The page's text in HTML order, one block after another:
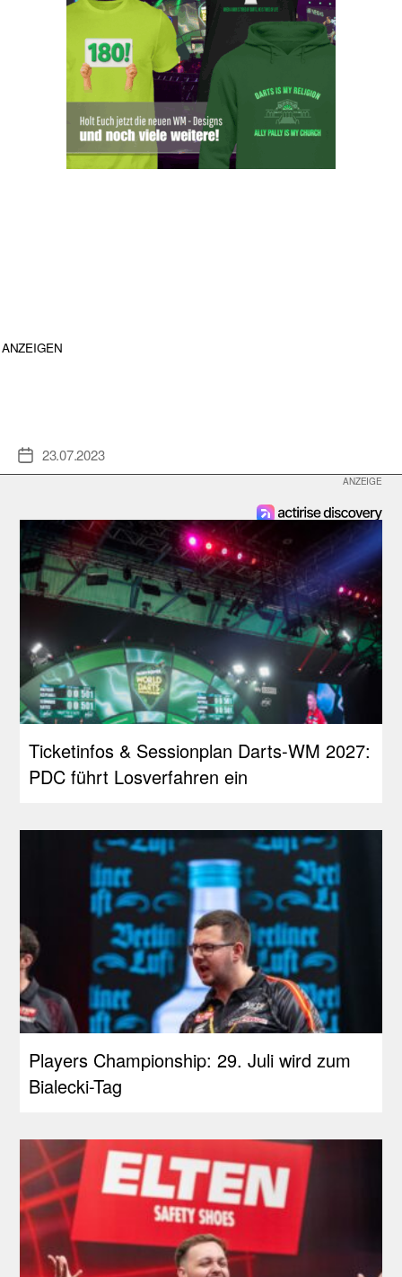
ANZEIGEN
Veröffentlichungsdatum
23.07.2023
Ticketinfos & Sessionplan Darts-WM 2027:
PDC führt Losverfahren ein
Players Championship: 29. Juli wird zum
Bialecki-Tag